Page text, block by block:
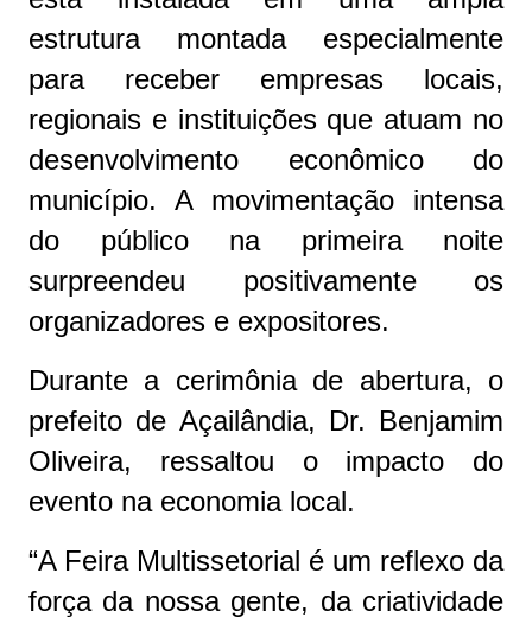
estrutura montada especialmente
para receber empresas locais,
regionais e instituições que atuam no
desenvolvimento econômico do
município. A movimentação intensa
do público na primeira noite
surpreendeu positivamente os
organizadores e expositores.
Durante a cerimônia de abertura, o
prefeito de Açailândia, Dr. Benjamim
Oliveira, ressaltou o impacto do
evento na economia local.
“A Feira Multissetorial é um reflexo da
força da nossa gente, da criatividade